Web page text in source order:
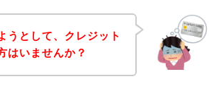
うとして、クレジット
はいませんか？